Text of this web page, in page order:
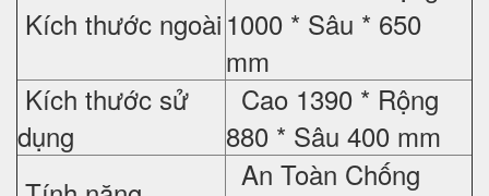
Kích thước ngoài 1000 * Sâu * 650
mm
Kích thước sử
dụng
Cao 1390 * Rộng
880 * Sâu 400 mm
An Toàn Chống